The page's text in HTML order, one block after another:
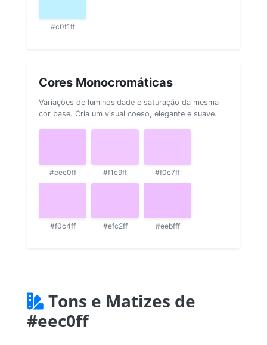
#c0f1ff
Cores Monocromáticas
Variações de luminosidade e saturação da mesma
cor base. Cria um visual coeso, elegante e suave.
#eec0ff #f1c9ff #f0c7ff
#f0c4ff #efc2ff #eebfff
Tons e Matizes de
#eec0ff